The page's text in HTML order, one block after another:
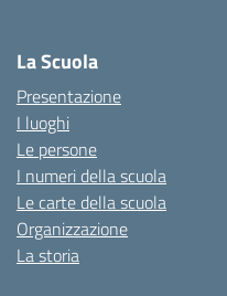
La Scuola
Presentazione
I luoghi
Le persone
I numeri della scuola
Le carte della scuola
Organizzazione
La storia